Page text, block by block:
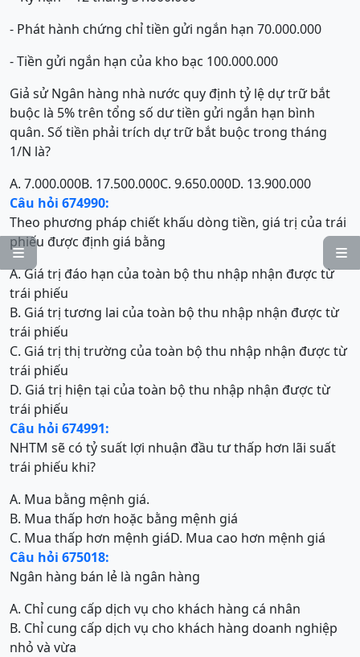


- Phát hành chứng chỉ tiền gửi ngắn hạn 70.000.000
- Tiền gửi ngắn hạn của kho bạc 100.000.000
Giả sử Ngân hàng nhà nước quy định tỷ lệ dự trữ bắt
buộc là 5% trên tổng số dư tiền gửi ngắn hạn bình
quân. Số tiền phải trích dự trữ bắt buộc trong tháng
1/N là?
A. 7.000.000B. 17.500.000C. 9.650.000D. 13.900.000
Câu hỏi 674990:
Theo phương pháp chiết khấu dòng tiền, giá trị của trái
phiếu được định giá bằng
A. Giá trị đáo hạn của toàn bộ thu nhập nhận được từ
trái phiếu
B. Giá trị tương lai của toàn bộ thu nhập nhận được từ
trái phiếu
C. Giá trị thị trường của toàn bộ thu nhập nhận được từ
trái phiếu
D. Giá trị hiện tại của toàn bộ thu nhập nhận được từ
trái phiếu
Câu hỏi 674991:
NHTM sẽ có tỷ suất lợi nhuận đầu tư thấp hơn lãi suất
trái phiếu khi?
A. Mua bằng mệnh giá.
B. Mua thấp hơn hoặc bằng mệnh giá
C. Mua thấp hơn mệnh giáD. Mua cao hơn mệnh giá
Câu hỏi 675018:
Ngân hàng bán lẻ là ngân hàng
A. Chỉ cung cấp dịch vụ cho khách hàng cá nhân
B. Chỉ cung cấp dịch vụ cho khách hàng doanh nghiệp
nhỏ và vừa